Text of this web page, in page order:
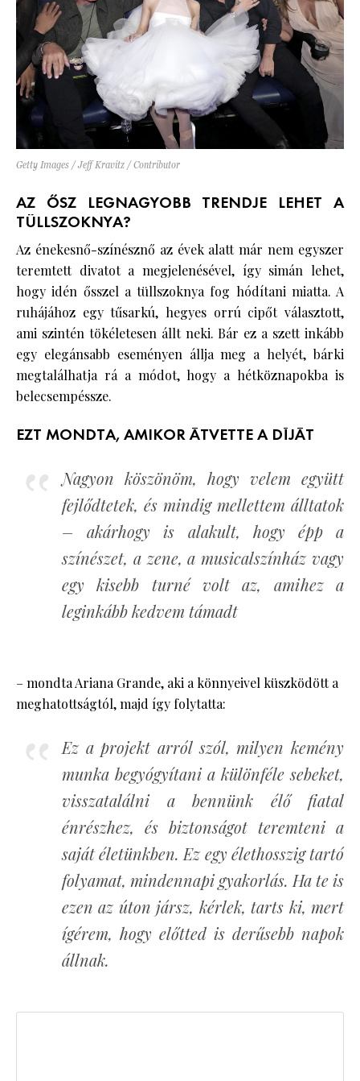
Getty Images / Jeff Kravitz / Contributor
AZ ŐSZ LEGNAGYOBB TRENDJE LEHET A
TÜLLSZOKNYA?
Az énekesnő-színésznő az évek alatt már nem egyszer
teremtett divatot a megjelenésével, így simán lehet,
hogy idén ősszel a tüllszoknya fog hódítani miatta. A
ruhájához egy tűsarkú, hegyes orrú cipőt választott,
ami szintén tökéletesen állt neki. Bár ez a szett inkább
egy elegánsabb eseményen állja meg a helyét, bárki
megtalálhatja rá a módot, hogy a hétköznapokba is
belecsempéssze.
EZT MONDTA, AMIKOR ÁTVETTE A DÍJÁT
Nagyon köszönöm, hogy velem együtt
fejlődtetek, és mindig mellettem álltatok
– akárhogy is alakult, hogy épp a
színészet, a zene, a musicalszínház vagy
egy kisebb turné volt az, amihez a
leginkább kedvem támadt
– mondta Ariana Grande, aki a könnyeivel küszködött a
meghatottságtól, majd így folytatta:
Ez a projekt arról szól, milyen kemény
munka begyógyítani a különféle sebeket,
visszatalálni a bennünk élő fiatal
énrészhez, és biztonságot teremteni a
saját életünkben. Ez egy élethosszig tartó
folyamat, mindennapi gyakorlás. Ha te is
ezen az úton jársz, kérlek, tarts ki, mert
ígérem, hogy előtted is derűsebb napok
állnak.